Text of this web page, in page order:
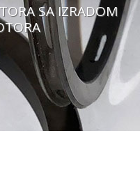
SA IZRADOM